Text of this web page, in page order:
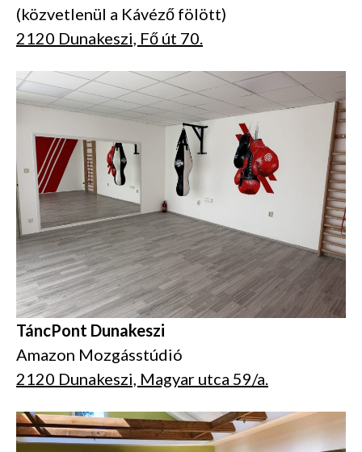
(közvetlenül a Kávéző fölött)
2120 Dunakeszi, Fő út 70.
TáncPont Dunakeszi
Amazon Mozgásstúdió
2120 Dunakeszi, Magyar utca 59/a.